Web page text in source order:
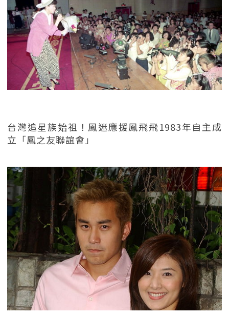
台灣追星族始祖！鳳迷應援鳳飛飛1983年自主成
立「鳳之友聯誼會」